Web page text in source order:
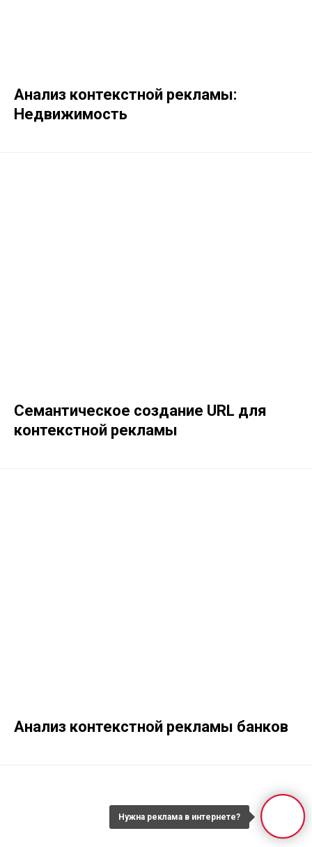
Анализ контекстной рекламы:
Недвижимость
Семантическое создание URL для
контекстной рекламы
Анализ контекстной рекламы банков
Нужна реклама в интернете?